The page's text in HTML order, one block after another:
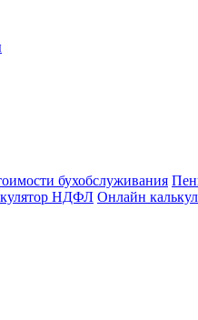
бухобслуживания
НДФЛ Онлайн